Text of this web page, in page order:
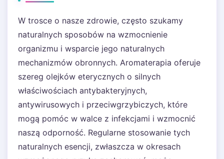
W trosce o nasze zdrowie, często szukamy
naturalnych sposobów na wzmocnienie
organizmu i wsparcie jego naturalnych
mechanizmów obronnych. Aromaterapia oferuje
szereg olejków eterycznych o silnych
właściwościach antybakteryjnych,
antywirusowych i przeciwgrzybiczych, które
mogą pomóc w walce z infekcjami i wzmocnić
naszą odporność. Regularne stosowanie tych
naturalnych esencji, zwłaszcza w okresach